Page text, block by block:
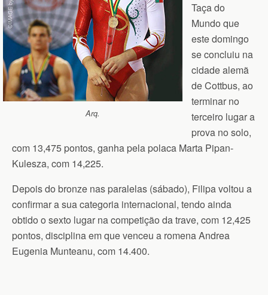
Arq.
Taça do
Mundo que
este domingo
se concluiu na
cidade alemã
de Cottbus, ao
terminar no
terceiro lugar a
prova no solo,
com 13,475 pontos, ganha pela polaca Marta Pipan-
Kulesza, com 14,225.
Depois do bronze nas paralelas (sábado), Filipa voltou a
confirmar a sua categoria internacional, tendo ainda
obtido o sexto lugar na competição da trave, com 12,425
pontos, disciplina em que venceu a romena Andrea
Eugenia Munteanu, com 14.400.